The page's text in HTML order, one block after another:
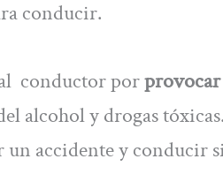
conducir.
conductor por
alcohol y drogas
un accidente y conducir